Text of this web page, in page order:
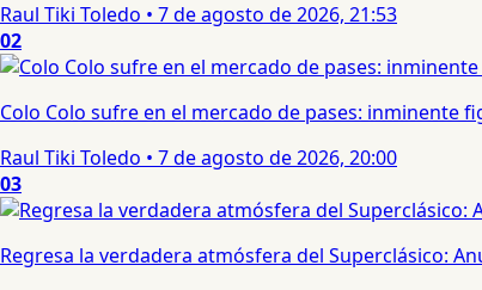
Raul Tiki Toledo • 7 de agosto de 2026, 21:53
02
Colo Colo sufre en el mercado de pases:
Raul Tiki Toledo • 7 de agosto de 2026, 20:00
03
Regresa la verdadera atmósfera del Superclásico: